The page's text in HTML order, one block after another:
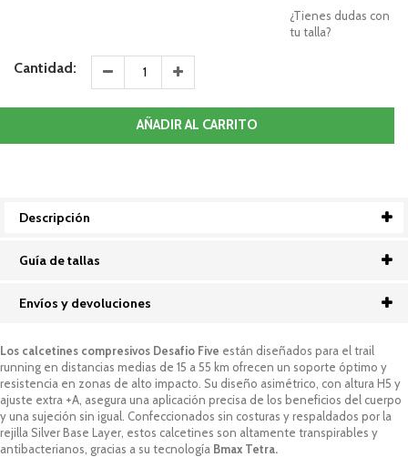
¿Tienes dudas con
tu talla?
Cantidad:
AÑADIR AL CARRITO
Descripción
Guía de tallas
Envíos y devoluciones
Los calcetines compresivos Desafio Five están diseñados para el trail
running en distancias medias de 15 a 55 km ofrecen un soporte óptimo y
resistencia en zonas de alto impacto. Su diseño asimétrico, con altura H5 y
ajuste extra +A, asegura una aplicación precisa de los beneficios del cuerpo
y una sujeción sin igual. Confeccionados sin costuras y respaldados por la
rejilla Silver Base Layer, estos calcetines son altamente transpirables y
antibacterianos, gracias a su tecnología Bmax Tetra.